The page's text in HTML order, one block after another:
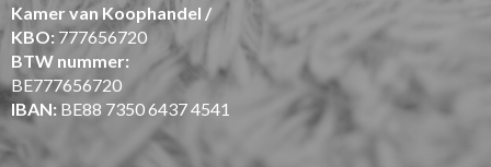
Kamer van Koophandel /
KBO: 777656720
BTW nummer:
BE777656720
IBAN: BE88 7350 6437 4541